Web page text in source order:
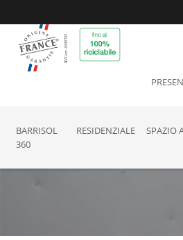
BARRISOL
360
RESIDENZIALE SPAZIO